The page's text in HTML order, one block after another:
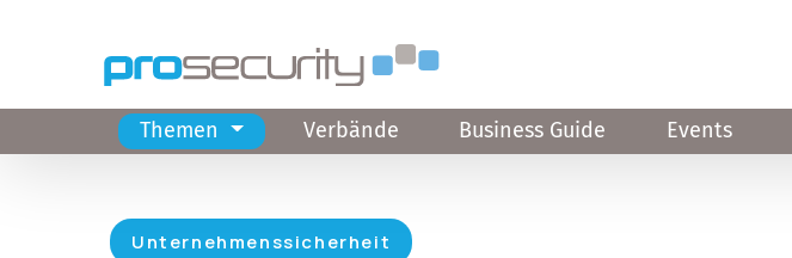
Themen Verbände Business Guide Events
Hauptnavigation
Unternehmenssicherheit